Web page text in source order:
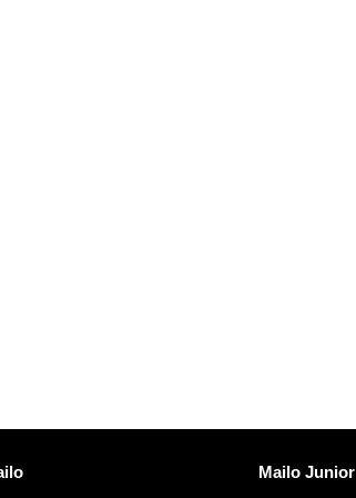
Opdag Mailo
Mailo Junior